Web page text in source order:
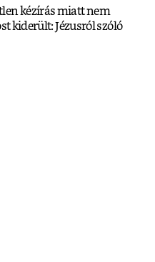
kézírás miatt nem
kiderült: Jézusról szóló